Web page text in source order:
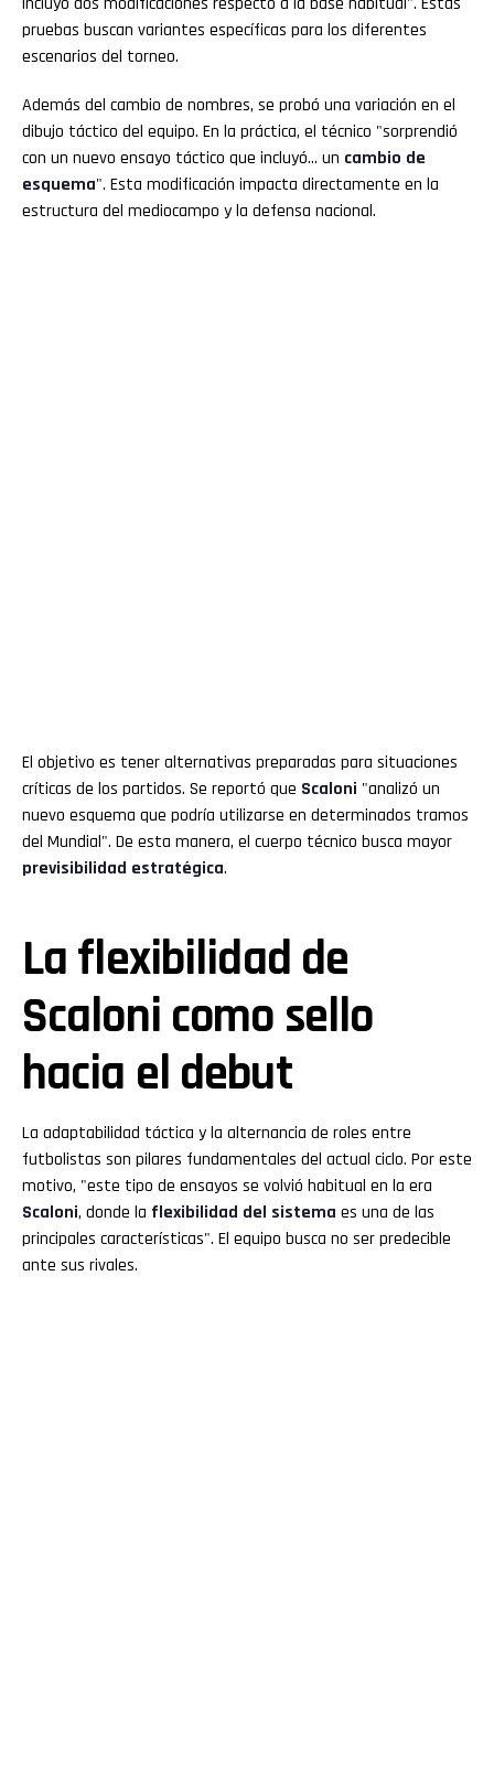
pruebas buscan variantes específicas para los diferentes
escenarios del torneo.
Además del cambio de nombres, se probó una variación en el
dibujo táctico del equipo. En la práctica, el técnico "sorprendió
con un nuevo ensayo táctico que incluyó… un cambio de
esquema". Esta modificación impacta directamente en la
estructura del mediocampo y la defensa nacional.
El objetivo es tener alternativas preparadas para situaciones
críticas de los partidos. Se reportó que Scaloni "analizó un
nuevo esquema que podría utilizarse en determinados tramos
del Mundial". De esta manera, el cuerpo técnico busca mayor
previsibilidad estratégica.
La flexibilidad de
Scaloni como sello
hacia el debut
La adaptabilidad táctica y la alternancia de roles entre
futbolistas son pilares fundamentales del actual ciclo. Por este
motivo, "este tipo de ensayos se volvió habitual en la era
Scaloni, donde la flexibilidad del sistema es una de las
principales características". El equipo busca no ser predecible
ante sus rivales.